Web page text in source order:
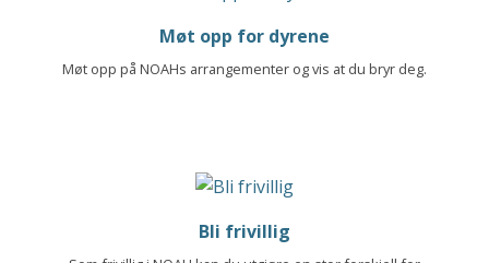
Møt opp for dyrene
Møt opp på NOAHs arrangementer og vis at du bryr deg.
Bli frivillig